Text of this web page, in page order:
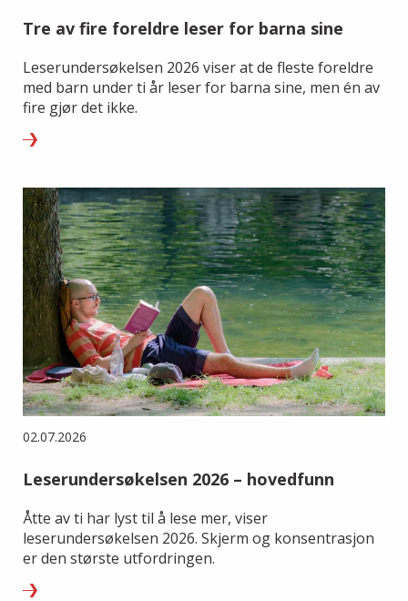
Tre av fire foreldre leser for barna sine
Leserundersøkelsen 2026 viser at de fleste foreldre
med barn under ti år leser for barna sine, men én av
fire gjør det ikke.
02.07.2026
Leserundersøkelsen 2026 – hovedfunn
Åtte av ti har lyst til å lese mer, viser
leserundersøkelsen 2026. Skjerm og konsentrasjon
er den største utfordringen.